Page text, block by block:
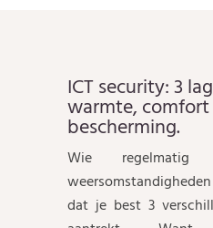
ICT security: 3
warmte,
bescherming.
Wie regelmatig
dat je best 3